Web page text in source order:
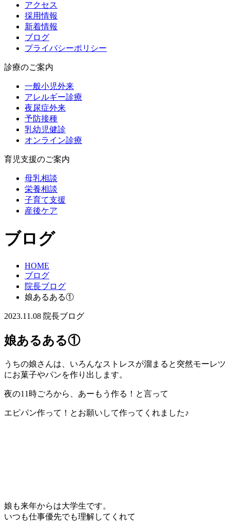
アクセス
採用情報
新着情報
ブログ
プライバシーポリシー
診療のご案内
一般小児外来
アレルギー診療
夜尿症外来
予防接種
乳幼児健診
オンライン診療
育児支援のご案内
母乳相談
栄養相談
子育て支援
産後ケア
ブログ
HOME
ブログ
院長ブログ
娘あるある①
2023.11.08 院長ブログ
娘あるある①
うちの娘さんは、いろんなストレスが溜まると突然モーレツ
にお菓子やパンを作り出します。
夜の11時ごろから、あーもう作る！と言って
エピパン作って！とお願いして作ってくれました♪
娘も来年からは大学生です。
いつも仕事優先でも理解してくれて